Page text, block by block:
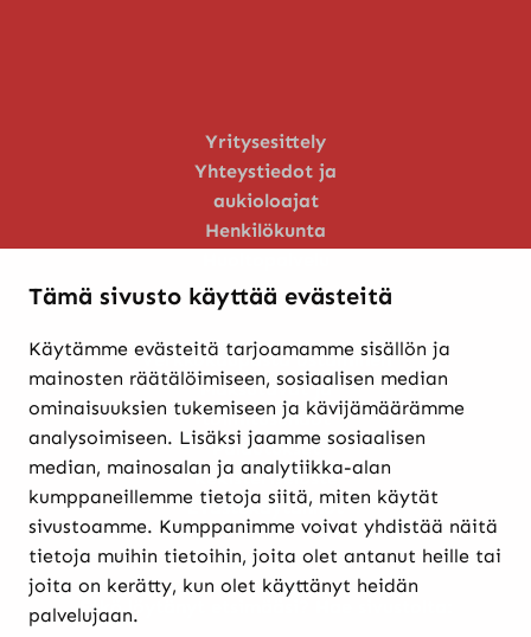
Tämä sivusto käyttää evästeitä
Käytämme evästeitä tarjoamamme sisällön ja
mainosten räätälöimiseen, sosiaalisen median
ominaisuuksien tukemiseen ja kävijämäärämme
analysoimiseen. Lisäksi jaamme sosiaalisen
median, mainosalan ja analytiikka-alan
kumppaneillemme tietoja siitä, miten käytät
sivustoamme. Kumppanimme voivat yhdistää näitä
tietoja muihin tietoihin, joita olet antanut heille tai
joita on kerätty, kun olet käyttänyt heidän
palvelujaan.
Yritysesittely
Yhteystiedot ja
aukioloajat
Henkilökunta
Verkkokaupasta ostaminen
Maksutavat ja
toimitusehdot
Palautukset
Rekisteriseloste
Evästekäytännöt
Etkö löytänyt etsimääsi? Hae sivustolta: